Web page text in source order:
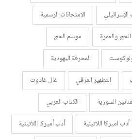
الإسرائيلي
الامتحانات الرسمية
الحج والعمرة
موسم الحج
المحرقة اليهودية
التطهير العرقي
غال غادوت
السورية
الكتاب العربي
أدب اميركا اللاتينية
أدب أميركا اللاتينية